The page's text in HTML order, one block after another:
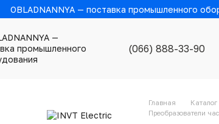
OBLADNANNYA — поставка промышленного
(066) 888-33-90
Главная Каталог
Преобразователи